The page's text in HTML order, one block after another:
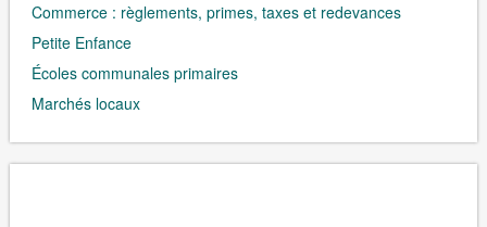
Commerce : règlements, primes, taxes et redevances
Petite Enfance
Écoles communales primaires
Marchés locaux